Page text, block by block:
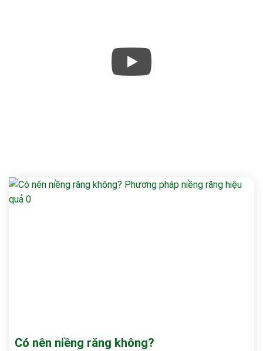
Có nên niềng răng không?